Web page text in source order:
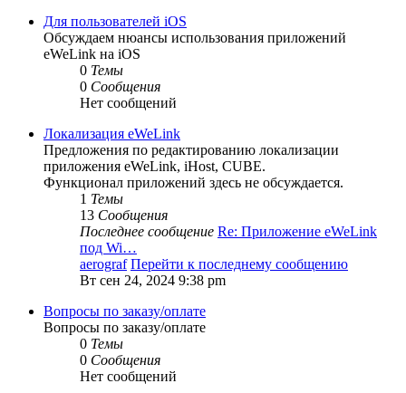
Для пользователей iOS
Обсуждаем нюансы использования приложений
eWeLink на iOS
0 Темы
0 Сообщения
Нет сообщений
Локализация eWeLink
Предложения по редактированию локализации
приложения eWeLink, iHost, CUBE.
Функционал приложений здесь не обсуждается.
1 Темы
13 Сообщения
Последнее сообщение Re: Приложение eWeLink
под Wi…
aerograf Перейти к последнему сообщению
Вт сен 24, 2024 9:38 pm
Вопросы по заказу/оплате
Вопросы по заказу/оплате
0 Темы
0 Сообщения
Нет сообщений